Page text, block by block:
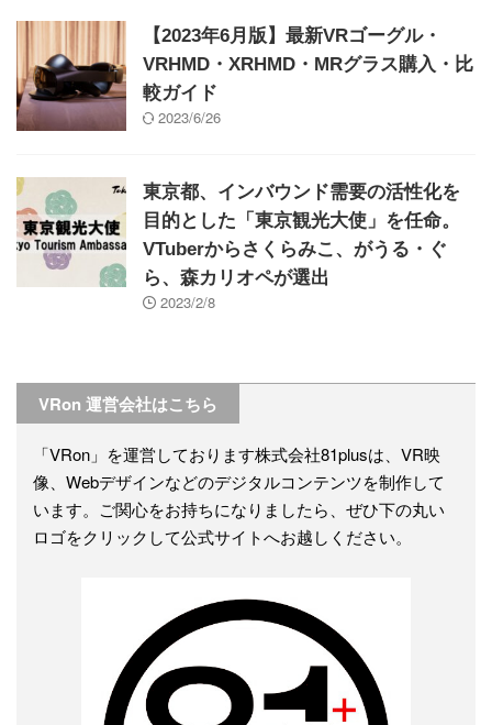
【2023年6月版】最新VRゴーグル・
VRHMD・XRHMD・MRグラス購入・比
較ガイド
2023/6/26
東京都、インバウンド需要の活性化を
目的とした「東京観光大使」を任命。
VTuberからさくらみこ、がうる・ぐ
ら、森カリオペが選出
2023/2/8
VRon 運営会社はこちら
「VRon」を運営しております株式会社81plusは、VR映
像、Webデザインなどのデジタルコンテンツを制作して
います。ご関心をお持ちになりましたら、ぜひ下の丸い
ロゴをクリックして公式サイトへお越しください。